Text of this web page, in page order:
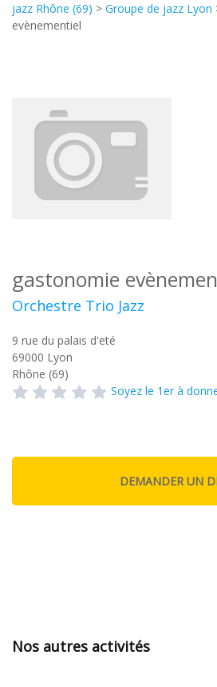
jazz Rhône (69) > Groupe de jazz Lyon
evènementiel
gastonomie
Orchestre Trio Jazz
9 rue du palais d'eté
69000 Lyon
Rhône (69)
Soyez le 1er à
Nos autres activités